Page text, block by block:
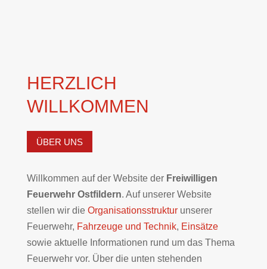
HERZLICH
WILLKOMMEN
ÜBER UNS
Willkommen auf der Website der Freiwilligen
Feuerwehr Ostfildern. Auf unserer Website
stellen wir die Organisationsstrukturunserer
Feuerwehr, Fahrzeuge und Technik, Einsätze
sowie aktuelle Informationen rund um das Thema
Feuerwehr vor. Über die unten stehenden